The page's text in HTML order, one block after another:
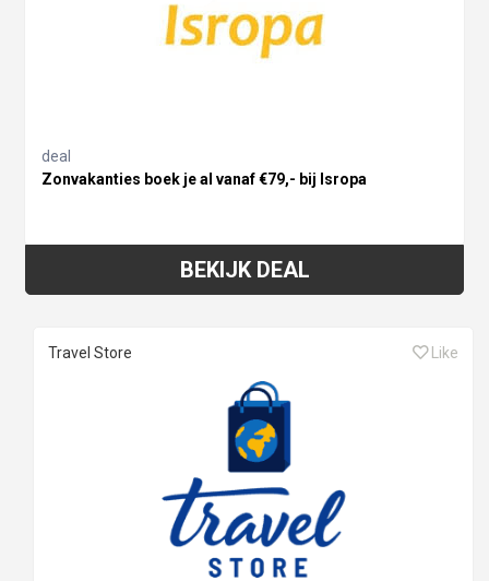
deal
Zonvakanties boek je al vanaf €79,- bij Isropa
BEKIJK DEAL
Travel Store Like